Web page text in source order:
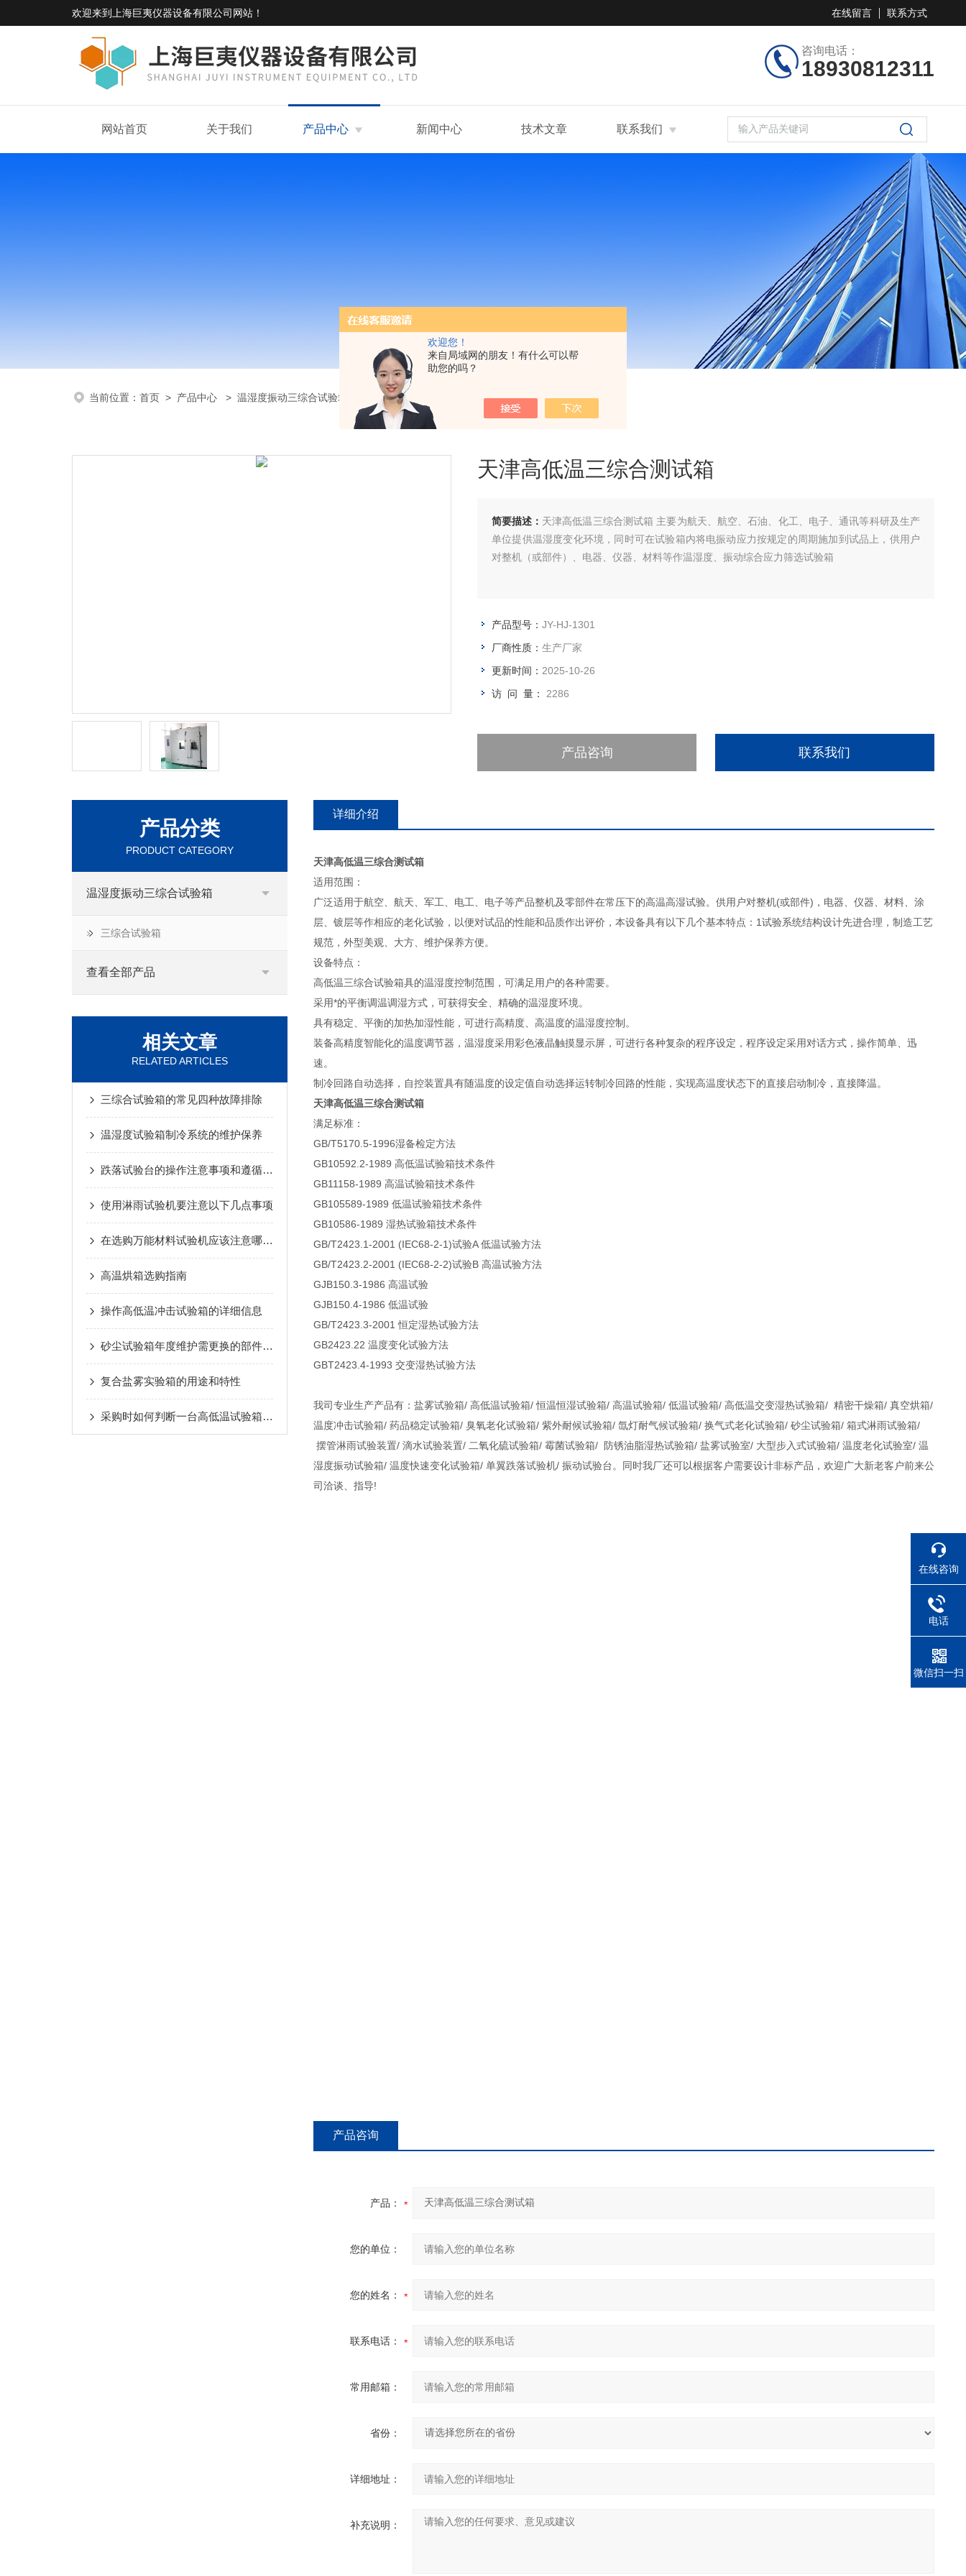
欢迎您！
来自局域网的朋友！有什么可以帮
助您的吗？
欢迎来到 上海巨夷仪器设备有限公司网站 ！ 在线留言 联系方式
咨询电话：
18930812311
网站首页 关于我们 产品中心 新闻中心 技术文章 联系我们
当前位置： 首页 > 产品中心 > 温湿度振动三综合试验箱 三综合试验箱 > JY-HJ-1301天津高低温三综合测试箱
天津高低温三综合测试箱
简要描述： 天津高低温三综合测试箱 主要为航天、航空、石油、化工、电子、通讯等科研及生产
单位提供温湿度变化环境，同时可在试验箱内将电振动应力按规定的周期施加到试品上，供用户
对整机（或部件）、电器、仪器、材料等作温湿度、振动综合应力筛选试验箱
产品型号： JY-HJ-1301
厂商性质： 生产厂家
更新时间： 2025-10-26
访 问 量： 2286
产品咨询 联系我们
产品分类
PRODUCT CATEGORY
温湿度振动三综合试验箱
三综合试验箱
查看全部产品
相关文章
RELATED ARTICLES
三综合试验箱的常见四种故障排除
温湿度试验箱制冷系统的维护保养
跌落试验台的操作注意事项和遵循标准
使用淋雨试验机要注意以下几点事项
在选购万能材料试验机应该注意哪些要求？
高温烘箱选购指南
操作高低温冲击试验箱的详细信息
砂尘试验箱年度维护需更换的部件及判断依据
复合盐雾实验箱的用途和特性
采购时如何判断一台高低温试验箱的优劣？
详细介绍
天津高低温三综合测试箱
适用范围：
广泛适用于航空、航天、军工、电工、电子等产品整机及零部件在常压下的高温高湿试验。供用户对整机(或部件)，电器、仪器、材料、涂
层、镀层等作相应的老化试验，以便对试品的性能和品质作出评价，本设备具有以下几个基本特点：1试验系统结构设计先进合理，制造工艺
规范，外型美观、大方、维护保养方便。
设备特点：
高低温三综合试验箱具的温湿度控制范围，可满足用户的各种需要。
采用*的平衡调温调湿方式，可获得安全、精确的温湿度环境。
具有稳定、平衡的加热加湿性能，可进行高精度、高温度的温湿度控制。
装备高精度智能化的温度调节器，温湿度采用彩色液晶触摸显示屏，可进行各种复杂的程序设定，程序设定采用对话方式，操作简单、迅
速。
制冷回路自动选择，自控装置具有随温度的设定值自动选择运转制冷回路的性能，实现高温度状态下的直接启动制冷，直接降温。
天津高低温三综合测试箱
满足标准：
GB/T5170.5-1996湿备检定方法
GB10592.2-1989 高低温试验箱技术条件
GB11158-1989 高温试验箱技术条件
GB105589-1989 低温试验箱技术条件
GB10586-1989 湿热试验箱技术条件
GB/T2423.1-2001 (IEC68-2-1)试验A 低温试验方法
GB/T2423.2-2001 (IEC68-2-2)试验B 高温试验方法
GJB150.3-1986 高温试验
GJB150.4-1986 低温试验
GB/T2423.3-2001 恒定湿热试验方法
GB2423.22 温度变化试验方法
GBT2423.4-1993 交变湿热试验方法
我司专业生产产品有：盐雾试验箱/ 高低温试验箱/ 恒温恒湿试验箱/ 高温试验箱/ 低温试验箱/ 高低温交变湿热试验箱/ 精密干燥箱/ 真空烘箱/
温度冲击试验箱/ 药品稳定试验箱/ 臭氧老化试验箱/ 紫外耐候试验箱/ 氙灯耐气候试验箱/ 换气式老化试验箱/ 砂尘试验箱/ 箱式淋雨试验箱/
摆管淋雨试验装置/ 滴水试验装置/ 二氧化硫试验箱/ 霉菌试验箱/ 防锈油脂湿热试验箱/ 盐雾试验室/ 大型步入式试验箱/ 温度老化试验室/ 温
湿度振动试验箱/ 温度快速变化试验箱/ 单翼跌落试验机/ 振动试验台。同时我厂还可以根据客户需要设计非标产品，欢迎广大新老客户前来公
司洽谈、指导!
产品咨询
产品：
您的单位：
您的姓名：
联系电话：
常用邮箱：
省份：
详细地址：
补充说明：
在线咨询
电话
微信扫一扫